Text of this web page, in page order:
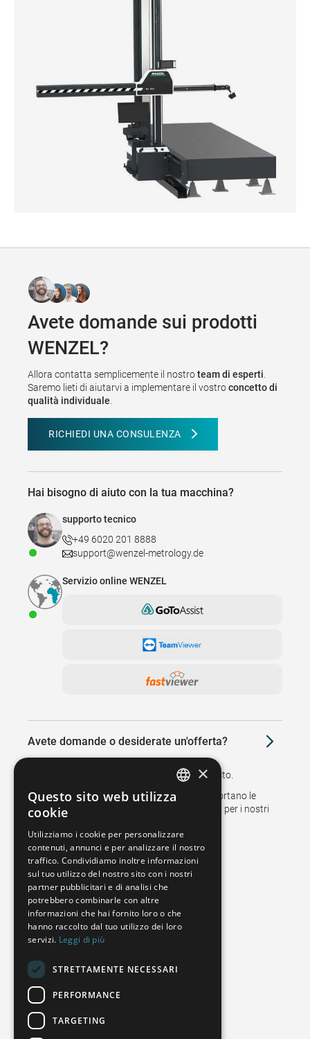
Avete domande sui prodotti
WENZEL?
Allora contatta semplicemente il nostroteam di esperti
Saremo lieti di aiutarvi a implementare il vostroconcetto di
qualità individuale
RICHIEDI UNA CONSULENZA
Hai bisogno di aiuto con la tua macchina?
supporto tecnico
+49 6020 201 8888
support@wenzel-metrology.de
Servizio online WENZEL
Avete domande o desiderate un'offerta?
Ti richiameremo o ti verremo a trovare sul posto.
Filiali e rappresentanti in più di 50 paesi supportano le
vendite e garantiscono il servizio post-vendita per i nostri
TERMINI E CONDIZIONI
Dichiarazione sulla privacy
SPANISH
POLISH
ITALIAN
×
Questo sito web utilizza
cookie
Utilizziamo i cookie per personalizzare
contenuti, annunci e per analizzare il nostro
traffico. Condividiamo inoltre informazioni
sul tuo utilizzo del nostro sito con i nostri
partner pubblicitari e di analisi che
potrebbero combinarle con altre
informazioni che hai fornito loro o che
hanno raccolto dal tuo utilizzo dei loro
servizi. Leggi di più
STRETTAMENTE NECESSARI
PERFORMANCE
TARGETING